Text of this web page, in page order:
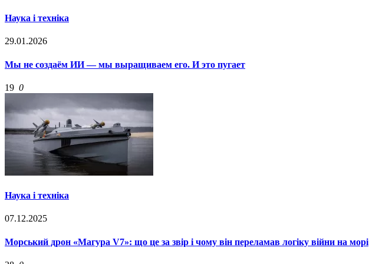
Наука і техніка
29.01.2026
Мы не создаём ИИ — мы выращиваем его. И это пугает
19 0
Наука і техніка
07.12.2025
Морський дрон «Магура V7»: що це за звір і чому він переламав логіку війни на морі